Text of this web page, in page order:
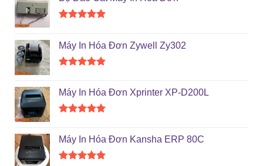
5 sao
Máy In Hóa Đơn Zywell Zy302
5 sao
Máy In Hóa Đơn Xprinter XP-D200L
5 sao
Máy In Hóa Đơn Kansha ERP 80C